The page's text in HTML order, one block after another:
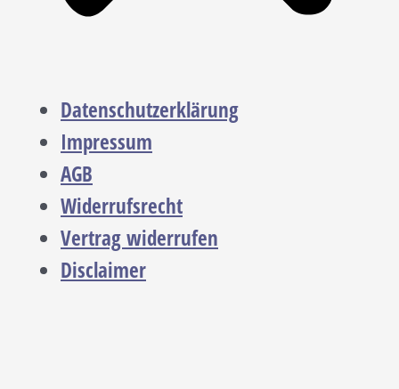
Datenschutzerklärung
Impressum
AGB
Widerrufsrecht
Vertrag widerrufen
Disclaimer